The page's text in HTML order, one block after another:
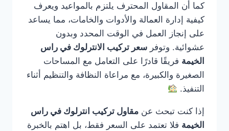
كما أن المقاول المحترف يلتزم بالمواعيد ويعرف
كيفية إدارة العمالة والأدوات والخامات، مما يساعد
على إنجاز العمل في الوقت المحدد وبدون
عشوائية. وتوفر سعر تركيب الانترلوك في راس
الخيمة فريقًا قادرًا على التعامل مع المساحات
الصغيرة والكبيرة، مع مراعاة النظافة والتنظيم أثناء
التنفيذ.
إذا كنت تبحث عن مقاول تركيب انترلوك في راس
الخيمة فلا تعتمد على السعر فقط، بل اهتم بالخبرة